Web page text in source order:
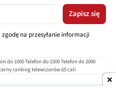
Zapisz się
na przesyłanie informacji
do 1000Telefon do 1500Telefon do 2000
ranking telewizorów 65 cali